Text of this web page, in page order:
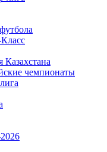
Казахстана
чемпионаты